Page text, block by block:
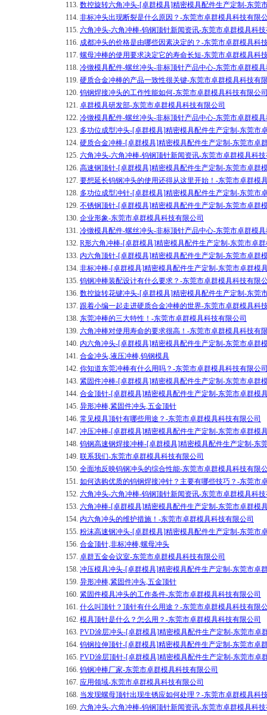
113. 数控旋转六角冲头-[卓群模具]精密模具配件生产定制-东莞
114. 非标冲头出现断裂是什么原因？-东莞市卓群模具科技有限
115. 六角冲头-六角冲棒-钨钢顶针新闻资讯-东莞市卓群模具科
116. 成都冲头的价格是由哪些因素决定的？-东莞市卓群模具科
117. 螺母冲棒的使用要求决定它的寿命长短-东莞市卓群模具科
118. 冷镦模具配件-螺丝冲头-非标顶针产品中心-东莞市卓群模
119. 硬质合金冲棒的产品一致性很关键-东莞市卓群模具科技有
120. 钨钢焊接冲头的工作性能如何-东莞市卓群模具科技有限公
121. 卓群模具研发部-东莞市卓群模具科技有限公司
122. 冷镦模具配件-螺丝冲头-非标顶针产品中心-东莞市卓群模
123. 多功位成型冲头-[卓群模具]精密模具配件生产定制-东莞市
124. 硬质合金冲棒-[卓群模具]精密模具配件生产定制-东莞市卓
125. 六角冲头-六角冲棒-钨钢顶针新闻资讯-东莞市卓群模具科
126. 高速钢顶针-[卓群模具]精密模具配件生产定制-东莞市卓群
127. 要想延长钨钢冲头的使用还得从这里开始！-东莞市卓群模
128. 多功位成型冲针-[卓群模具]精密模具配件生产定制-东莞市
129. 不锈钢顶针-[卓群模具]精密模具配件生产定制-东莞市卓群
130. 企业形象-东莞市卓群模具科技有限公司
131. 冷镦模具配件-螺丝冲头-非标顶针产品中心-东莞市卓群模
132. R形六角冲棒-[卓群模具]精密模具配件生产定制-东莞市卓
133. 内六角顶针-[卓群模具]精密模具配件生产定制-东莞市卓群
134. 非标冲棒-[卓群模具]精密模具配件生产定制-东莞市卓群模
135. 钨钢冲棒装配设计有什么要求？-东莞市卓群模具科技有限
136. 数控旋转花键冲头-[卓群模具]精密模具配件生产定制-东莞
137. 跟着小编一起走进硬质合金冲棒的世界-东莞市卓群模具科
138. 东莞冲棒的三大特性！-东莞市卓群模具科技有限公司
139. 六角冲棒对使用寿命的要求很高！-东莞市卓群模具科技有
140. 内六角冲头-[卓群模具]精密模具配件生产定制-东莞市卓群
141. 合金冲头,液压冲棒,钨钢模具
142. 你知道东莞冲棒有什么用吗？-东莞市卓群模具科技有限公
143. 紧固件冲棒-[卓群模具]精密模具配件生产定制-东莞市卓群
144. 合金顶针-[卓群模具]精密模具配件生产定制-东莞市卓群模
145. 异形冲棒,紧固件冲头,五金顶针
146. 常见模具顶针有哪些用途？-东莞市卓群模具科技有限公司
147. 冲压冲棒-[卓群模具]精密模具配件生产定制-东莞市卓群模
148. 钨钢高速钢焊接冲棒-[卓群模具]精密模具配件生产定制-东
149. 联系我们-东莞市卓群模具科技有限公司
150. 全面地反映钨钢冲头的综合性能-东莞市卓群模具科技有限
151. 如何选购优质的钨钢焊接冲针？主要有哪些技巧？-东莞市
152. 六角冲头-六角冲棒-钨钢顶针新闻资讯-东莞市卓群模具科
153. 六角冲棒-[卓群模具]精密模具配件生产定制-东莞市卓群模
154. 内六角冲头的维护措施！-东莞市卓群模具科技有限公司
155. 粉沫高速钢冲头-[卓群模具]精密模具配件生产定制-东莞市
156. 合金顶针,非标冲棒,螺母冲头
157. 卓群五金会议室-东莞市卓群模具科技有限公司
158. 冲压模具冲头-[卓群模具]精密模具配件生产定制-东莞市卓
159. 异形冲棒,紧固件冲头,五金顶针
160. 紧固件模具冲头的工作条件-东莞市卓群模具科技有限公司
161. 什么叫顶针？顶针有什么用途？-东莞市卓群模具科技有限
162. 模具顶针是什么？怎么用？-东莞市卓群模具科技有限公司
163. PVD涂层冲头-[卓群模具]精密模具配件生产定制-东莞市卓
164. 钨钢拉伸顶针-[卓群模具]精密模具配件生产定制-东莞市卓
165. PVD涂层顶针-[卓群模具]精密模具配件生产定制-东莞市卓
166. 钨钢冲棒厂家-东莞市卓群模具科技有限公司
167. 应用领域-东莞市卓群模具科技有限公司
168. 当发现螺母顶针出现生锈应如何处理？-东莞市卓群模具科
169. 六角冲头-六角冲棒-钨钢顶针新闻资讯-东莞市卓群模具科